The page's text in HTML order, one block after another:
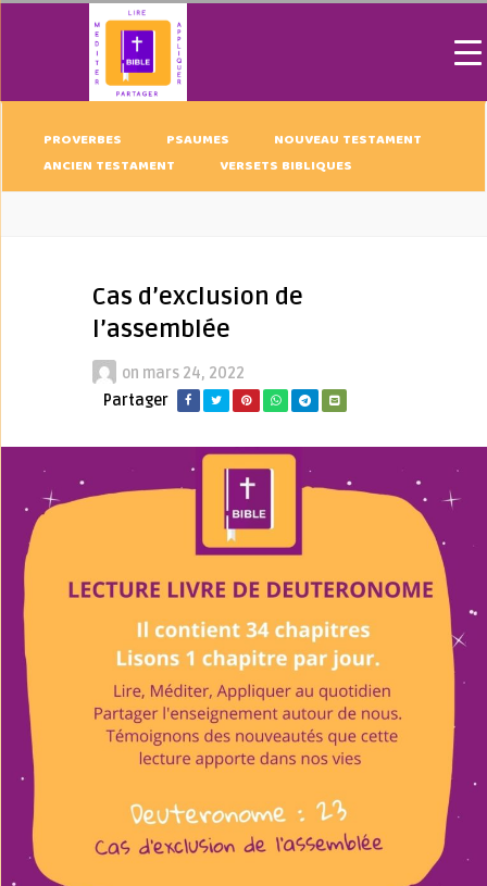
PROVERBES PSAUMES
NOUVEAU TESTAMENT
ANCIEN TESTAMENT
VERSETS BIBLIQUES
Cas d’exclusion de
l’assemblée
on mars 24, 2022
Partager